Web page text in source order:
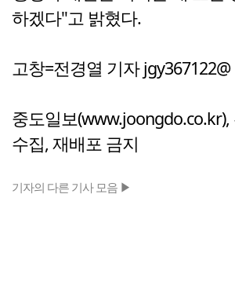
하겠다"고 밝혔다.
고창=전경열 기자 jgy367122@
중도일보(www.joongdo.co.kr),
수집, 재배포 금지
기자의 다른 기사 모음 ▶